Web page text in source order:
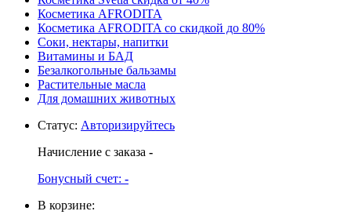
Косметика AFRODITA
Косметика AFRODITA со скидкой до 80%
Соки, нектары, напитки
Витамины и БАД
Безалкогольные бальзамы
Растительные масла
Для домашних животных
Статус: Авторизируйтесь
Начисление с заказа -
Бонусный счет: -
В корзине: